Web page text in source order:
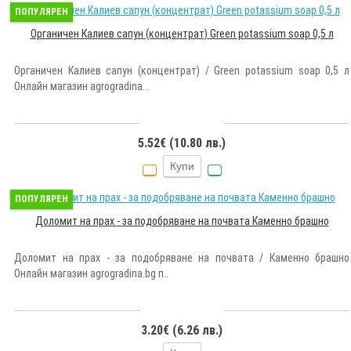
ПОПУЛЯРЕН
Органичен Калиев сапун (концентрат) Green potassium soap 0,5 л
Органичен Калиев сапун (концентрат) / Green potassium soap 0,5 л
Онлайн магазин agrogradina...
5.52€ (10.80 лв.)
Купи
ПОПУЛЯРЕН
Доломит на прах - за подобряване на почвата Каменно брашно
Доломит на прах - за подобряване на почвата / Каменно брашно
Онлайн магазин agrogradina.bg п..
3.20€ (6.26 лв.)